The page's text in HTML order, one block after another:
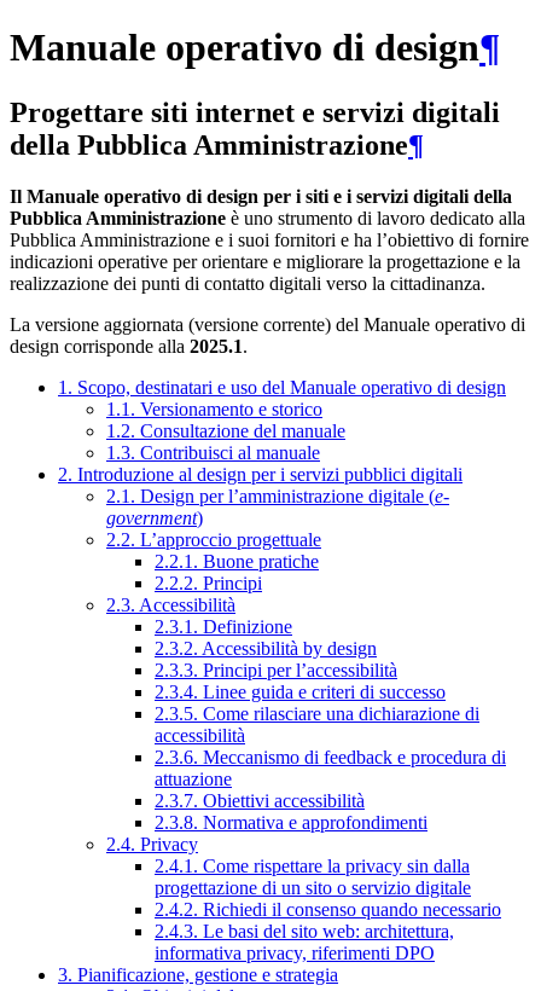
Manuale operativo di design¶
Progettare siti internet e servizi digitali
della Pubblica Amministrazione¶
Il Manuale operativo di design per i siti e i servizi digitali della
Pubblica Amministrazione è uno strumento di lavoro dedicato alla
Pubblica Amministrazione e i suoi fornitori e ha l’obiettivo di fornire
indicazioni operative per orientare e migliorare la progettazione e la
realizzazione dei punti di contatto digitali verso la cittadinanza.
La versione aggiornata (versione corrente) del Manuale operativo di
design corrisponde alla 2025.1.
1. Scopo, destinatari e uso del Manuale operativo di design
1.1. Versionamento e storico
1.2. Consultazione del manuale
1.3. Contribuisci al manuale
2. Introduzione al design per i servizi pubblici digitali
2.1. Design per l’amministrazione digitale (e-
government)
2.2. L’approccio progettuale
2.2.1. Buone pratiche
2.2.2. Principi
2.3. Accessibilità
2.3.1. Definizione
2.3.2. Accessibilità by design
2.3.3. Principi per l’accessibilità
2.3.4. Linee guida e criteri di successo
2.3.5. Come rilasciare una dichiarazione di
accessibilità
2.3.6. Meccanismo di feedback e procedura di
attuazione
2.3.7. Obiettivi accessibilità
2.3.8. Normativa e approfondimenti
2.4. Privacy
2.4.1. Come rispettare la privacy sin dalla
progettazione di un sito o servizio digitale
2.4.2. Richiedi il consenso quando necessario
2.4.3. Le basi del sito web: architettura,
informativa privacy, riferimenti DPO
3. Pianificazione, gestione e strategia